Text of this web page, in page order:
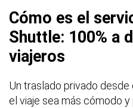
Cómo es el
Shuttle: 100% a
viajeros
Un traslado privado
el viaje sea más cómodo y